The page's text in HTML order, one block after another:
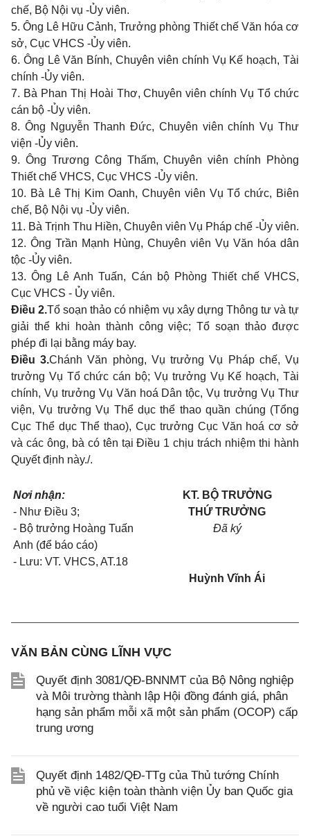
chế, Bộ Nội vụ -Ủy viên.
5. Ông Lê Hữu Cảnh, Trưởng phòng Thiết chế Văn hóa cơ
sở, Cục VHCS -Ủy viên.
6. Ông Lê Văn Bính, Chuyên viên chính Vụ Kế hoạch, Tài
chính -Ủy viên.
7. Bà Phan Thị Hoài Thơ, Chuyên viên chính Vụ Tổ chức
cán bộ -Ủy viên.
8. Ông Nguyễn Thanh Đức, Chuyên viên chính Vụ Thư
viện -Ủy viên.
9. Ông Trương Công Thấm, Chuyên viên chính Phòng
Thiết chế VHCS, Cục VHCS -Ủy viên.
10. Bà Lê Thị Kim Oanh, Chuyên viên Vụ Tổ chức, Biên
chế, Bộ Nội vụ -Ủy viên.
11. Bà Trịnh Thu Hiền, Chuyên viên Vụ Pháp chế -Ủy viên.
12. Ông Trần Mạnh Hùng, Chuyên viên Vụ Văn hóa dân
tộc -Ủy viên.
13. Ông Lê Anh Tuấn, Cán bộ Phòng Thiết chế VHCS,
Cục VHCS - Ủy viên.
Điều 2.Tổ soạn thảo có nhiệm vụ xây dựng Thông tư và tự
giải thể khi hoàn thành công việc; Tổ soạn thảo được
phép đi lại bằng máy bay.
Điều 3.Chánh Văn phòng, Vụ trưởng Vụ Pháp chế, Vụ
trưởng Vụ Tổ chức cán bộ; Vụ trưởng Vụ Kế hoạch, Tài
chính, Vụ trưởng Vụ Văn hoá Dân tộc, Vụ trưởng Vụ Thư
viện, Vụ trưởng Vụ Thể dục thể thao quần chúng (Tổng
Cục Thể dục Thể thao), Cục trưởng Cục Văn hoá cơ sở
và các ông, bà có tên tại Điều 1 chịu trách nhiệm thi hành
Quyết định này./.
Nơi nhận:
- Như Điều 3;
- Bộ trưởng Hoàng Tuấn
Anh (để báo cáo)
- Lưu: VT. VHCS, AT.18
KT. BỘ TRƯỞNG
THỨ TRƯỞNG
Đã ký
Huỳnh Vĩnh Ái
VĂN BẢN CÙNG LĨNH VỰC
Quyết định 3081/QĐ-BNNMT của Bộ Nông nghiệp
và Môi trường thành lập Hội đồng đánh giá, phân
hạng sản phẩm mỗi xã một sản phẩm (OCOP) cấp
trung ương
Quyết định 1482/QĐ-TTg của Thủ tướng Chính
phủ về việc kiện toàn thành viện Ủy ban Quốc gia
về người cao tuổi Việt Nam